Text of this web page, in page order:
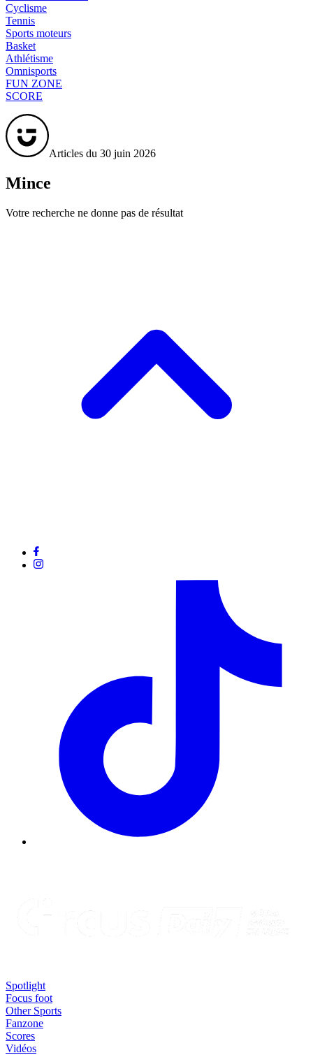
Cyclisme
Tennis
Sports moteurs
Basket
Athlétisme
Omnisports
FUN ZONE
SCORE
Articles du 30 juin 2026
Mince
Votre recherche ne donne pas de résultat
Spotlight
Focus foot
Other Sports
Fanzone
Scores
Vidéos